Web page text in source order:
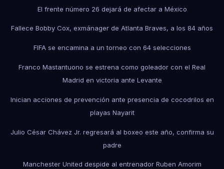
El frente número 26 dejará de afectar a México
Fallece Bobby Cox, exmánager de Atlanta Braves, a los 84 años
FIFA se encamina a un torneo con 64 selecciones
Franco Mastantuono se estrena como goleador con el Real
Madrid en victoria ante Levante
Inician acciones de prevención ante presencia de cocodrilos en
playas Nayarit
Julio César Chávez Jr. regresará al boxeo este año, confirma su
padre
Manchester United despide al entrenador Ruben Amorim